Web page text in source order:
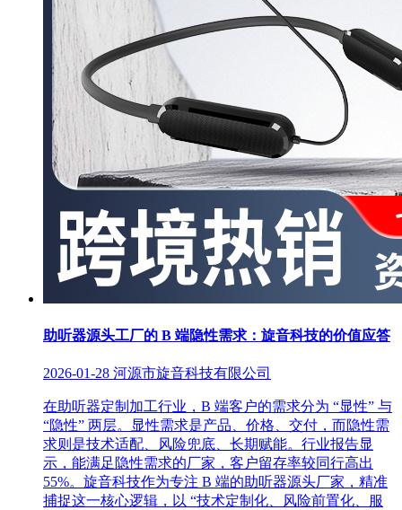
助听器源头工厂的 B 端隐性需求：旋音科技的价值应答
2026-01-28 河源市旋音科技有限公司
在助听器定制加工行业，B 端客户的需求分为 “显性” 与
“隐性” 两层。显性需求是产品、价格、交付，而隐性需
求则是技术适配、风险兜底、长期赋能。行业报告显
示，能满足隐性需求的厂家，客户留存率较同行高出
55%。旋音科技作为专注 B 端的助听器源头厂家，精准
捕捉这一核心逻辑，以 “技术定制化、风险前置化、服